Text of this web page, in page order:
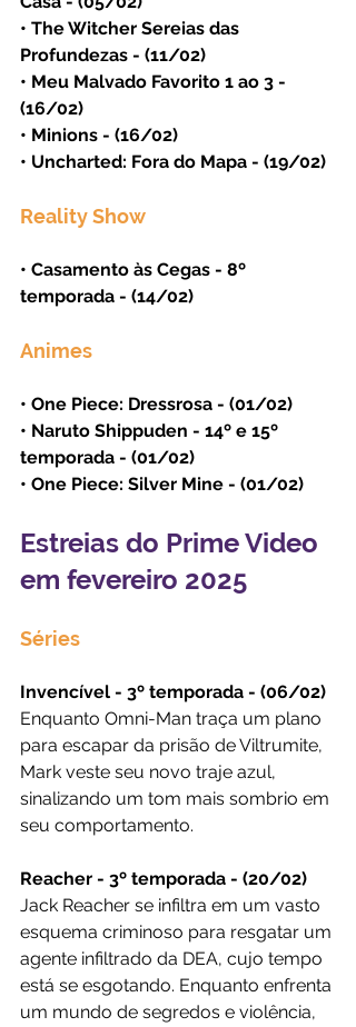
• The Witcher Sereias das
Profundezas - (11/02)
• Meu Malvado Favorito 1 ao 3 -
(16/02)
• Minions - (16/02)
• Uncharted: Fora do Mapa - (19/02)
Reality Show
• Casamento às Cegas - 8º
temporada - (14/02)
Animes
• One Piece: Dressrosa - (01/02)
• Naruto Shippuden - 14º e 15º
temporada - (01/02)
• One Piece: Silver Mine - (01/02)
Estreias do Prime Video
em fevereiro 2025
Séries
Invencível - 3º temporada - (06/02)
Enquanto Omni-Man traça um plano
para escapar da prisão de Viltrumite,
Mark veste seu novo traje azul,
sinalizando um tom mais sombrio em
seu comportamento.
Reacher - 3º temporada - (20/02)
Jack Reacher se infiltra em um vasto
esquema criminoso para resgatar um
agente infiltrado da DEA, cujo tempo
está se esgotando. Enquanto enfrenta
um mundo de segredos e violência,